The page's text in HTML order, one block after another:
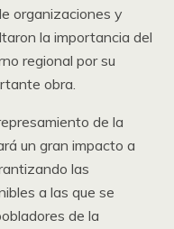
organizaciones y
la importancia del
regional por su
obra.
de la
un gran impacto a
las
a las que se
de la